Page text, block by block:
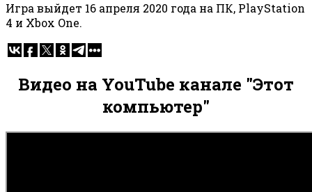
Игра выйдет 16 апреля 2020 года на ПК, PlayStation
4 и Xbox One.
Видео на YouTube канале "Этот
компьютер"